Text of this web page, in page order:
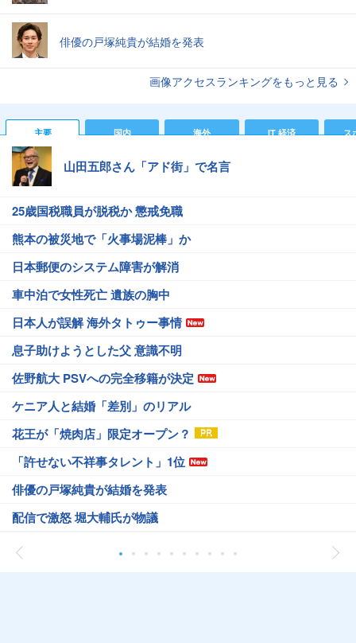
俳優の戸塚純貴が結婚を発表
画像アクセスランキングをもっと見る
主要 国内 海外 IT 経済 ス
山田五郎さん「アド街」で名言
25歳国税職員が脱税か 懲戒免職
熊本の被災地で「火事場泥棒」か
日本郵便のシステム障害が解消
車中泊で女性死亡 遺族の胸中
日本人が誤解 海外タトゥー事情
息子助けようとした父 意識不明
佐野航大 PSVへの完全移籍が決定
ケニア人と結婚「差別」のリアル
花王が「焼肉店」限定オープン？
「許せない不祥事タレント」1位
俳優の戸塚純貴が結婚を発表
配信で激怒 堀大輔氏が物議